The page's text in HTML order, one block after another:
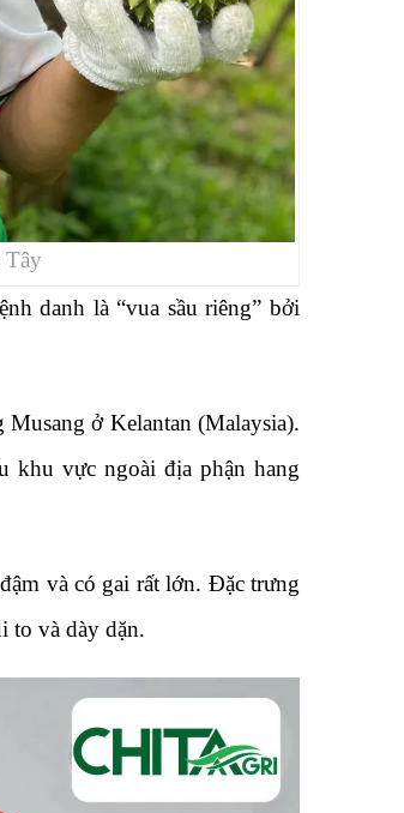
Tây
danh là “vua sầu riêng” bởi
ở Kelantan (Malaysia).
khu vực ngoài địa phận hang
và có gai rất lớn. Đặc trưng
to và dày dặn.